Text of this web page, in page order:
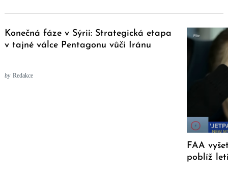
Konečná fáze v Sýrii: Strategická etapa
v tajné válce Pentagonu vůči Iránu
by Redakce
FAA
poblíž